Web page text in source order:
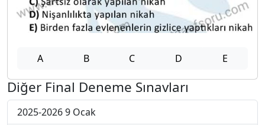
A B C D E
Diğer Final Deneme Sınavları
2025-2026 9 Ocak